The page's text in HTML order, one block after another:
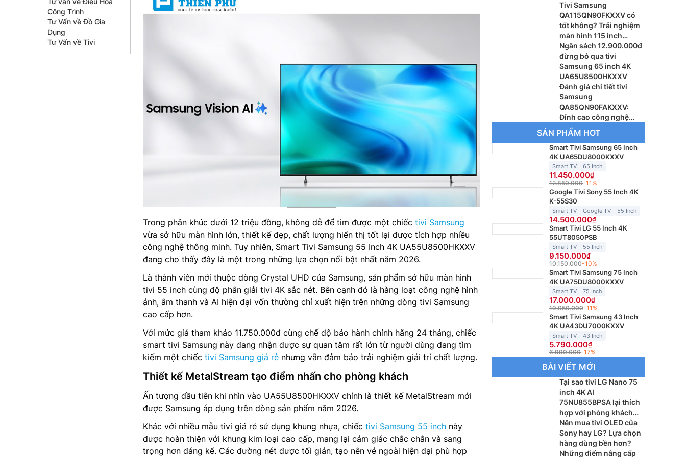
Công Trình
Tư Vấn về Đồ Gia
Dụng
Tư Vấn về Tivi
Trong phân khúc dưới 12 triệu đồng, không dễ để tìm được một chiếc tivi Samsung
vừa sở hữu màn hình lớn, thiết kế đẹp, chất lượng hiển thị tốt lại được tích hợp nhiều
công nghệ thông minh. Tuy nhiên, Smart Tivi Samsung 55 Inch 4K UA55U8500HKXXV
đang cho thấy đây là một trong những lựa chọn nổi bật nhất năm 2026.
Là thành viên mới thuộc dòng Crystal UHD của Samsung, sản phẩm sở hữu màn hình
tivi 55 inch cùng độ phân giải tivi 4K sắc nét. Bên cạnh đó là hàng loạt công nghệ hình
ảnh, âm thanh và AI hiện đại vốn thường chỉ xuất hiện trên những dòng tivi Samsung
cao cấp hơn.
Với mức giá tham khảo 11.750.000đ cùng chế độ bảo hành chính hãng 24 tháng, chiếc
smart tivi Samsung này đang nhận được sự quan tâm rất lớn từ người dùng đang tìm
kiếm một chiếc tivi Samsung giá rẻ nhưng vẫn đảm bảo trải nghiệm giải trí chất lượng.
Thiết kế MetalStream tạo điểm nhấn cho phòng khách
Ấn tượng đầu tiên khi nhìn vào UA55U8500HKXXV chính là thiết kế MetalStream mới
được Samsung áp dụng trên dòng sản phẩm năm 2026.
Khác với nhiều mẫu tivi giá rẻ sử dụng khung nhựa, chiếc tivi Samsung 55 inch này
được hoàn thiện với khung kim loại cao cấp, mang lại cảm giác chắc chắn và sang
trọng hơn đáng kể. Các đường nét được tối giản, tạo nên vẻ ngoài hiện đại phù hợp
Tivi Samsung
QA115QN90FKXXV có
tốt không? Trải nghiệm
màn hình 115 inch
khổng lồ
Ngân sách 12.900.000đ
đừng bỏ qua tivi
Samsung 65 inch 4K
UA65U8500HKXXV
Đánh giá chi tiết tivi
Samsung
QA85QN90FAKXXV:
Đỉnh cao công nghệ
Vision AI thế hệ mới
SẢN PHẨM HOT
Smart Tivi Samsung 65 Inch
4K UA65DU8000KXXV
Smart TV 65 Inch
11.450.000
12.850.000-11%
Google Tivi Sony 55 Inch 4K
K-55S30
Smart TV Google TV 55 Inch
14.500.000
Smart Tivi LG 55 Inch 4K
55UT8050PSB
Smart TV 55 Inch
9.150.000
10.150.000-10%
Smart Tivi Samsung 75 Inch
4K UA75DU8000KXXV
Smart TV 75 Inch
17.000.000
19.050.000-11%
Smart Tivi Samsung 43 Inch
4K UA43DU7000KXXV
Smart TV 43 Inch
5.790.000
6.990.000-17%
BÀI VIẾT MỚI
Tại sao tivi LG Nano 75
inch 4K AI
75NU855BPSA lại thích
hợp với phòng khách
lớn?
Nên mua tivi OLED của
Sony hay LG? Lựa chọn
hàng dùng bền hơn?
Những điểm nâng cấp